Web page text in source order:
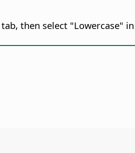
then select "Lowercase"